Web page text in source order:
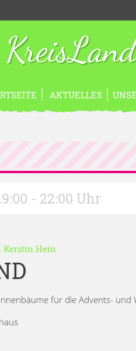
AKTUELLES
- 22:00 Uhr
Kerstin Hein
für die Advents- und